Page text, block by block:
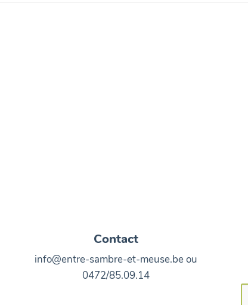
Contact
info@entre-sambre-et-meuse.be ou
0472/85.09.14